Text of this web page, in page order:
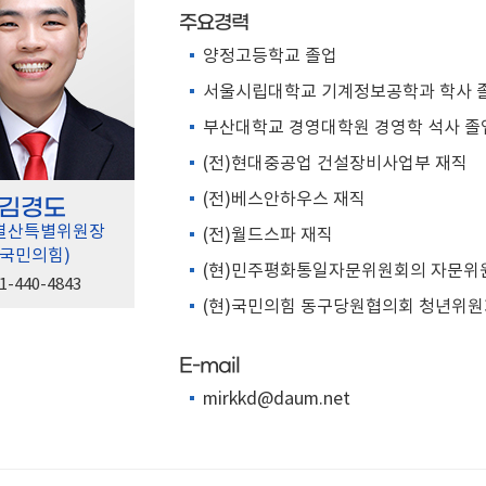
경도
산특별위원장
민의힘)
440-4843
주요경력
양정고등학교 졸업
서울시립대학교 기계정보공학과 학사
부산대학교 경영대학원 경영학 석사 졸
(전)현대중공업 건설장비사업부 재직
(전)베스안하우스 재직
(전)월드스파 재직
(현)민주평화통일자문위원회의 자문위
(현)국민의힘 동구당원협의회 청년위
E-mail
mirkkd@daum.net